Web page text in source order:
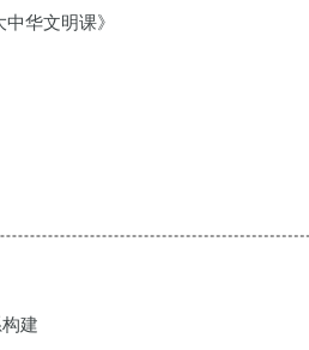
华文明课》
建